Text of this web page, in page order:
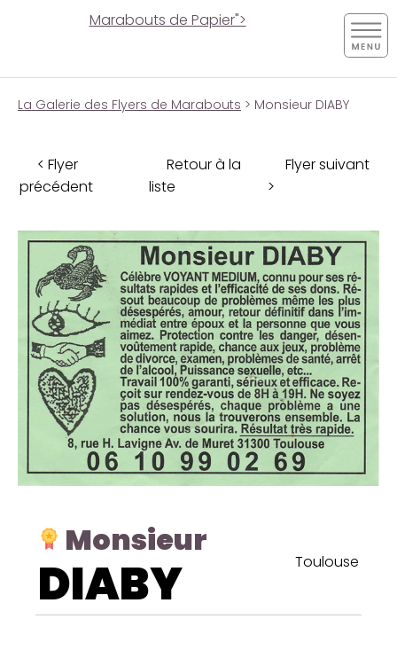
Marabouts de Papier">
La Galerie des Flyers de Marabouts > Monsieur DIABY
< Flyer
précédent
Retour à la
liste
Flyer suivant
>
Monsieur
DIABY Toulouse